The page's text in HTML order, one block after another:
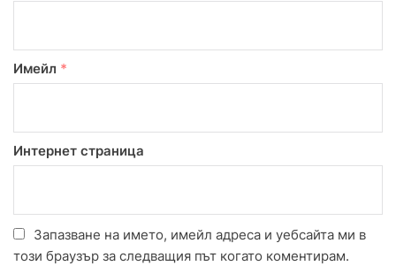
Имейл *
Интернет страница
Запазване на името, имейл адреса и уебсайта ми в
този браузър за следващия път когато коментирам.